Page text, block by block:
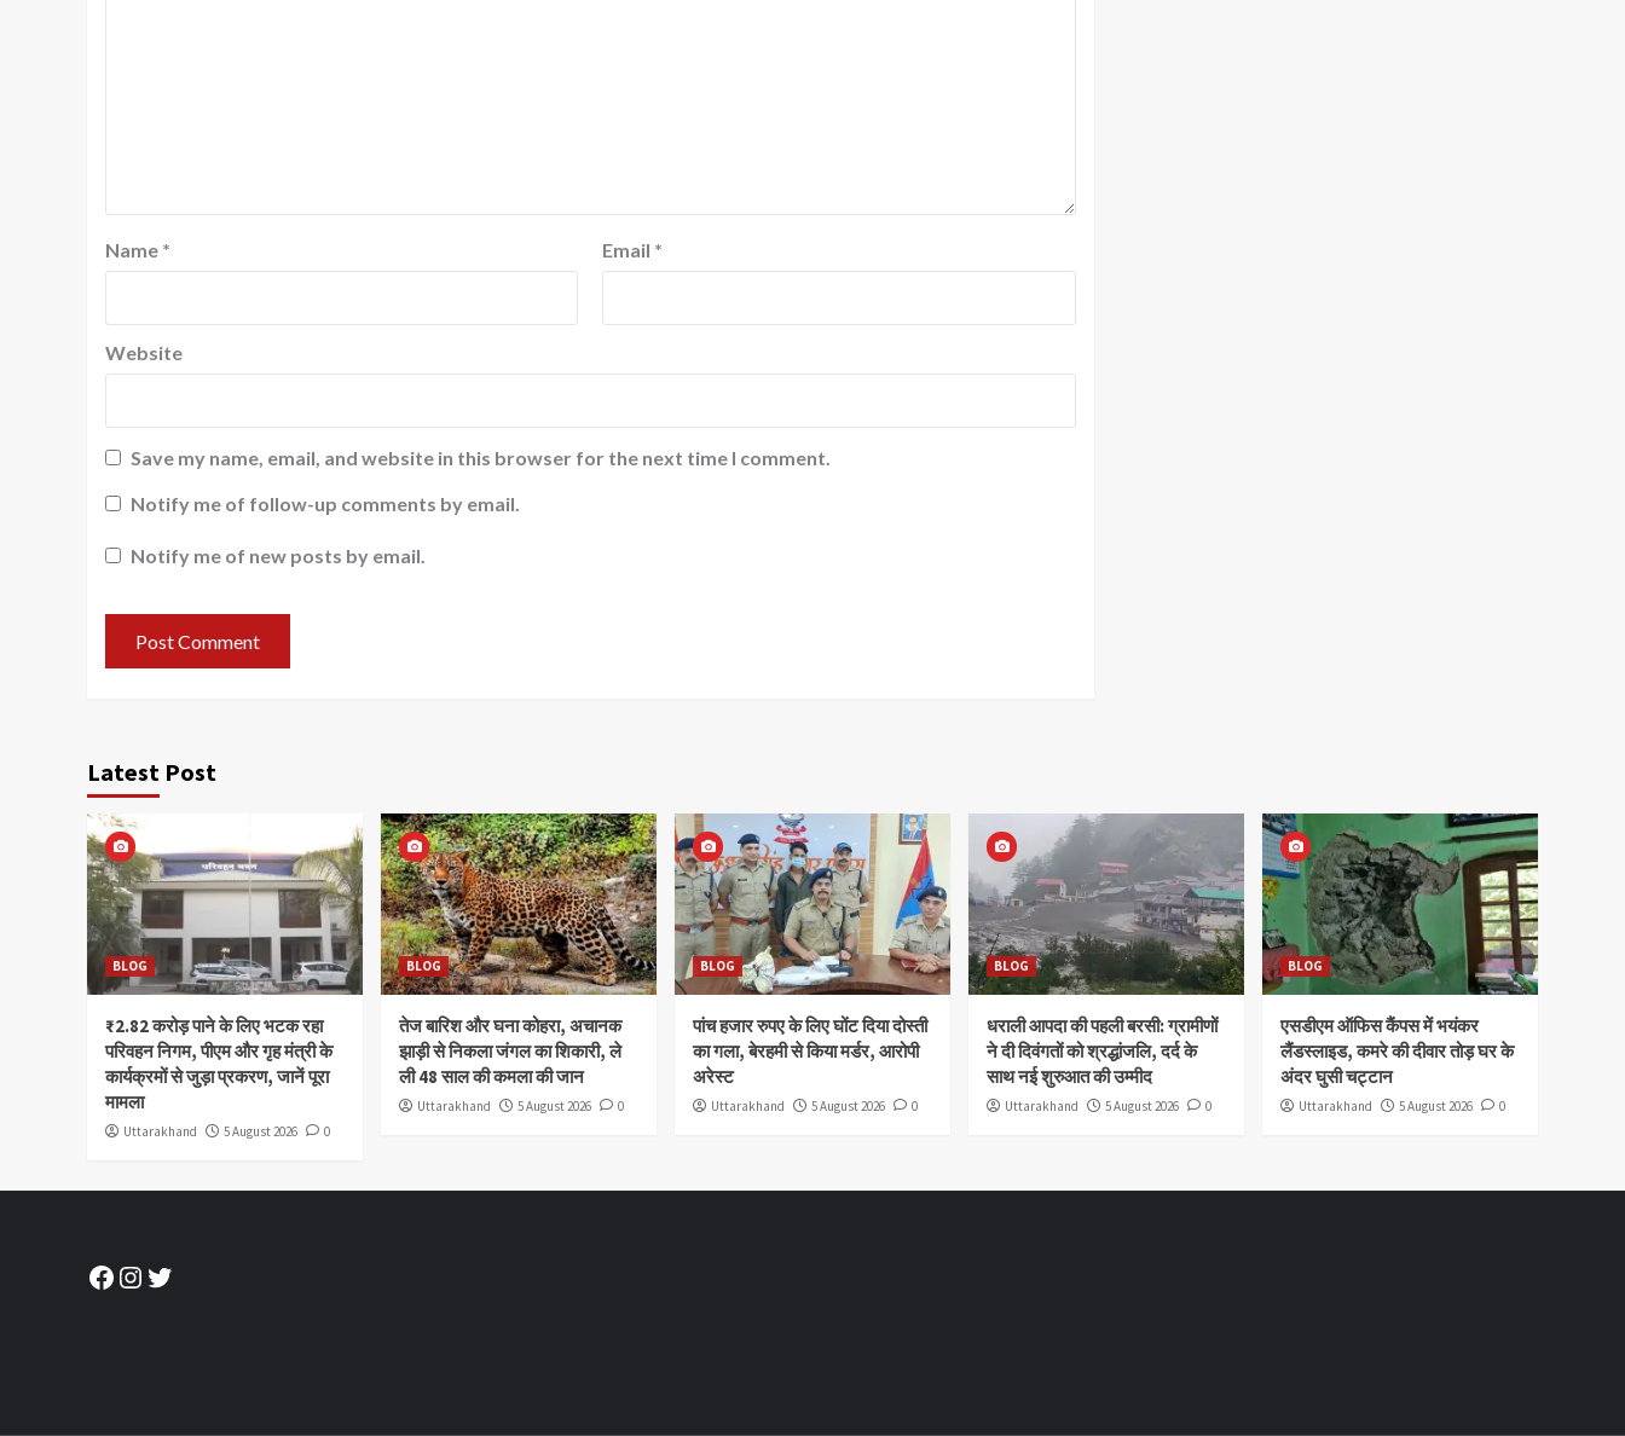
Name * Email *
Website
Save my name, email, and website in this browser for the next time I comment.
Notify me of follow-up comments by email.
Notify me of new posts by email.
Latest Post
BLOG
₹2.82 करोड़ पाने के लिए भटक रहा
परिवहन निगम, पीएम और गृह मंत्री के
कार्यक्रमों से जुड़ा प्रकरण, जानें पूरा
मामला
Uttarakhand 5 August 2026 0
BLOG
तेज बारिश और घना कोहरा, अचानक
झाड़ी से निकला जंगल का शिकारी, ले
ली 48 साल की कमला की जान
Uttarakhand 5 August 2026 0
BLOG
पांच हजार रुपए के लिए घोंट दिया दोस्ती
का गला, बेरहमी से किया मर्डर, आरोपी
अरेस्ट
Uttarakhand 5 August 2026 0
BLOG
धराली आपदा की पहली बरसी: ग्रामीणों
ने दी दिवंगतों को श्रद्धांजलि, दर्द के
साथ नई शुरुआत की उम्मीद
Uttarakhand 5 August 2026 0
BLOG
एसडीएम ऑफिस कैंपस में भयंकर
लैंडस्लाइड, कमरे की दीवार तोड़ घर के
अंदर घुसी चट्टान
Uttarakhand 5 August 2026 0
Facebook
Instagram
Twitter